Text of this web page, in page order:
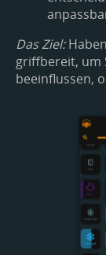
Das Ziel:
griffbereit, um
beeinflussen,